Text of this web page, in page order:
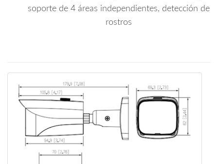
soporte de 4 áreas independientes, detección de
rostros